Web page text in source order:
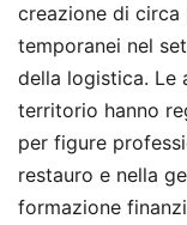
creazione di
temporanei nel
della logistica. Le
territorio hanno
per figure
restauro e nella
formazione